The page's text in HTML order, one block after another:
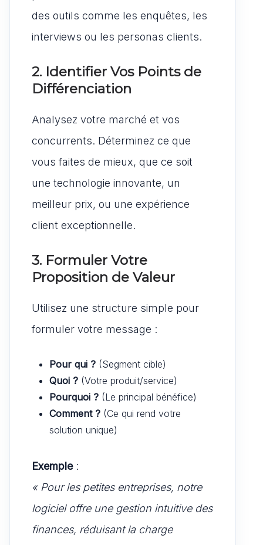
des outils comme les enquêtes, les
interviews ou les personas clients.
2. Identifier Vos Points de
Différenciation
Analysez votre marché et vos
concurrents. Déterminez ce que
vous faites de mieux, que ce soit
une technologie innovante, un
meilleur prix, ou une expérience
client exceptionnelle.
3. Formuler Votre
Proposition de Valeur
Utilisez une structure simple pour
formuler votre message :
Pour qui ? (Segment cible)
Quoi ? (Votre produit/service)
Pourquoi ? (Le principal bénéfice)
Comment ? (Ce qui rend votre
solution unique)
Exemple:
« Pour les petites entreprises, notre
logiciel offre une gestion intuitive des
finances, réduisant la charge